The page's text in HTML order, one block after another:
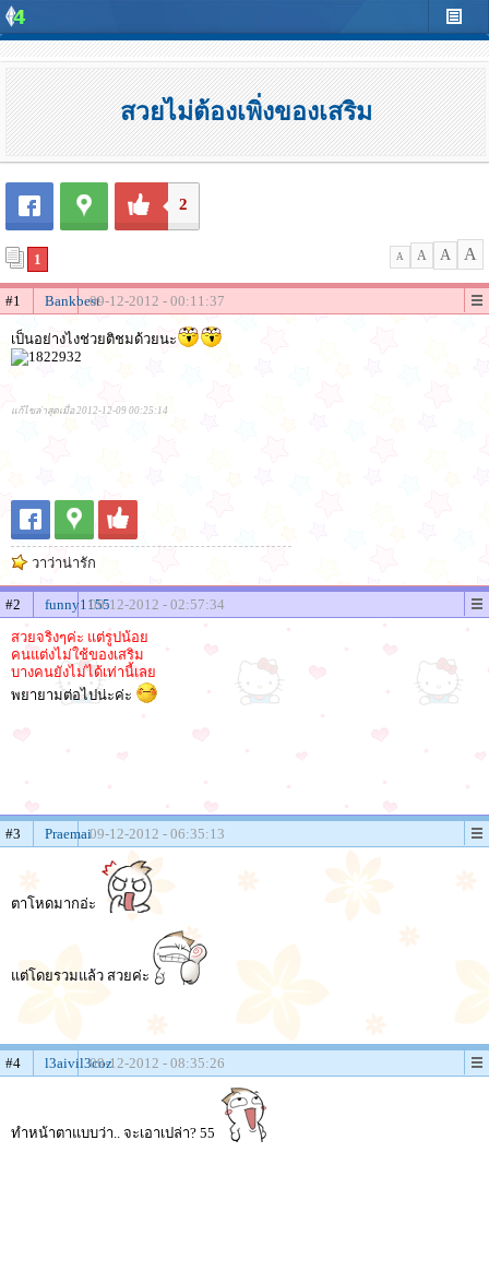
สวยไม่ต้องเพิ่งของเสริม
2
1 A A A A
#1 Bankbest09-12-2012 - 00:11:37
เป็นอย่างไงช่วยติชมด้วยนะ
แก้ไขล่าสุดเมื่อ 2012-12-09 00:25:14
วาว่าน่ารัก
#2 funny115509-12-2012 - 02:57:34
สวยจริงๆค่ะ แต่รูปน้อย
คนแต่งไม่ใช้ของเสริม
บางคนยังไม่ได้เท่านี้เลย
พยายามต่อไปน่ะค่ะ
#3 Praemai09-12-2012 - 06:35:13
ตาโหดมากอ่ะ
แต่โดยรวมแล้ว สวยค่ะ
#4 l3aivil3coz09-12-2012 - 08:35:26
ทำหน้าตาแบบว่า.. จะเอาเปล่า? 55